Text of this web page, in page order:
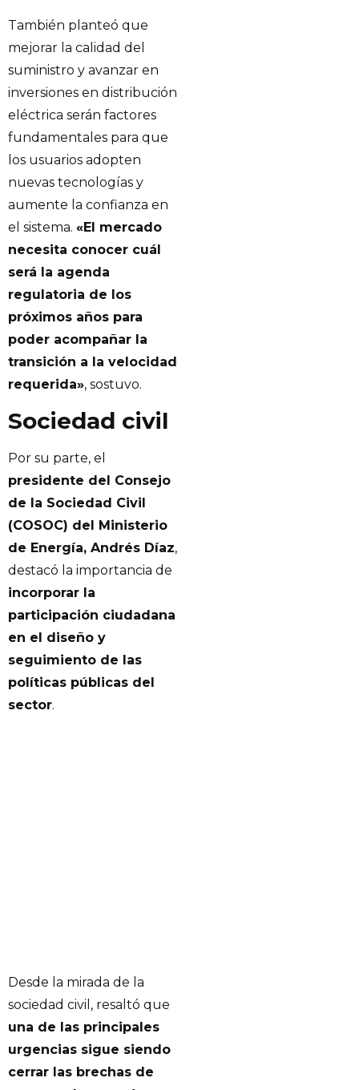
También planteó que
mejorar la calidad del
suministro y avanzar en
inversiones en distribución
eléctrica serán factores
fundamentales para que
los usuarios adopten
nuevas tecnologías y
aumente la confianza en
el sistema. «El mercado
necesita conocer cuál
será la agenda
regulatoria de los
próximos años para
poder acompañar la
transición a la velocidad
requerida», sostuvo.
Sociedad civil
Por su parte, el
presidente del Consejo
de la Sociedad Civil
(COSOC) del Ministerio
de Energía, Andrés Díaz,
destacó la importancia de
incorporar la
participación ciudadana
en el diseño y
seguimiento de las
políticas públicas del
sector.
Desde la mirada de la
sociedad civil, resaltó que
una de las principales
urgencias sigue siendo
cerrar las brechas de